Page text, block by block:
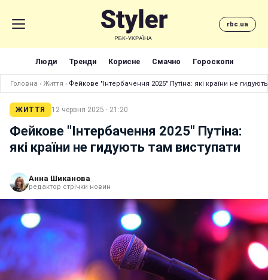
rbc.ua
Люди Тренди Корисне Смачно Гороскопи
Головна › Життя › Фейкове "Інтербачення 2025" Путіна: які країни не
ЖИТТЯ 12 червня 2025 · 21:20
Фейкове "Інтербачення 2025" Путіна:
які країни не гидують там виступати
Анна Шиканова
редактор стрічки новин